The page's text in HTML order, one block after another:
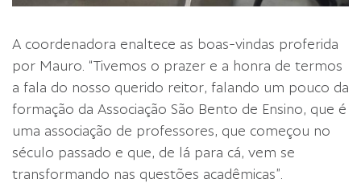
A coordenadora enaltece as boas-vindas proferida
por Mauro. “Tivemos o prazer e a honra de termos
a fala do nosso querido reitor, falando um pouco da
formação da Associação São Bento de Ensino, que é
uma associação de professores, que começou no
século passado e que, de lá para cá, vem se
transformando nas questões acadêmicas”.